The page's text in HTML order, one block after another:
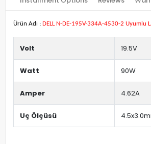
Ürün Adı : DELL N-DE-195V-334A-4530-2 Uyumlu
Volt 19.5V
Watt 90W
Amper 4.62A
Uç Ölçüsü